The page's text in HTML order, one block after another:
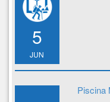
5
JUN
Piscina